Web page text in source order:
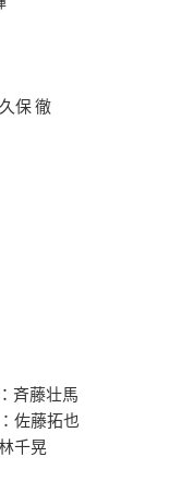
保 徹
斉藤壮馬
佐藤拓也
千晃